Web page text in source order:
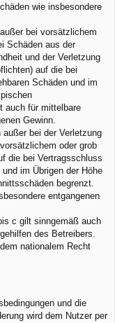
wie insbesondere
bei vorsätzlichem
Schäden aus der
und der Verletzung
auf die bei
Schäden und im
auch für mittelbare
Gewinn.
außer bei der Verletzung
oder grob
die bei Vertragsschluss
im Übrigen der Höhe
begrenzt.
entgangenen
c gilt sinngemäß auch
des Betreibers.
nationalem Recht
und die
wird dem Nutzer per